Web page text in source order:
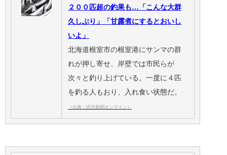
２００匹超の釣果も…「こんな大群
久しぶり」「甘露煮にするとおいし
いよ」
北海道根室市の根室港にサンマの群
れが押し寄せ、岸壁では市民らが
次々と釣り上げている。一度に４匹
を釣る人もおり、入れ食い状態だ。
（出典：読売新聞オンライン）